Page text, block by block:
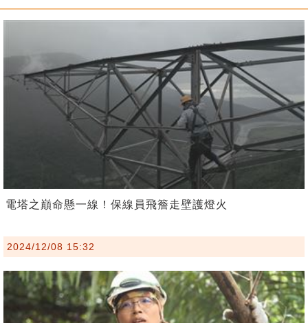
電塔之巔命懸一線！保線員飛簷走壁護燈火
2024/12/08 15:32